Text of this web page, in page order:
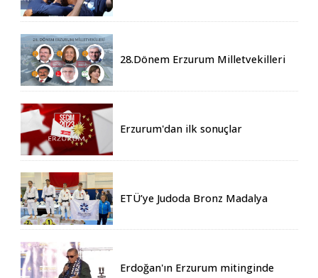
28.Dönem Erzurum Milletvekilleri
Erzurum'dan ilk sonuçlar
ETÜ’ye Judoda Bronz Madalya
Erdoğan'ın Erzurum mitinginde